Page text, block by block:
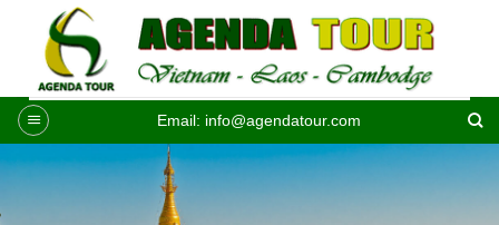
contenu
Email: info@agendatour.com